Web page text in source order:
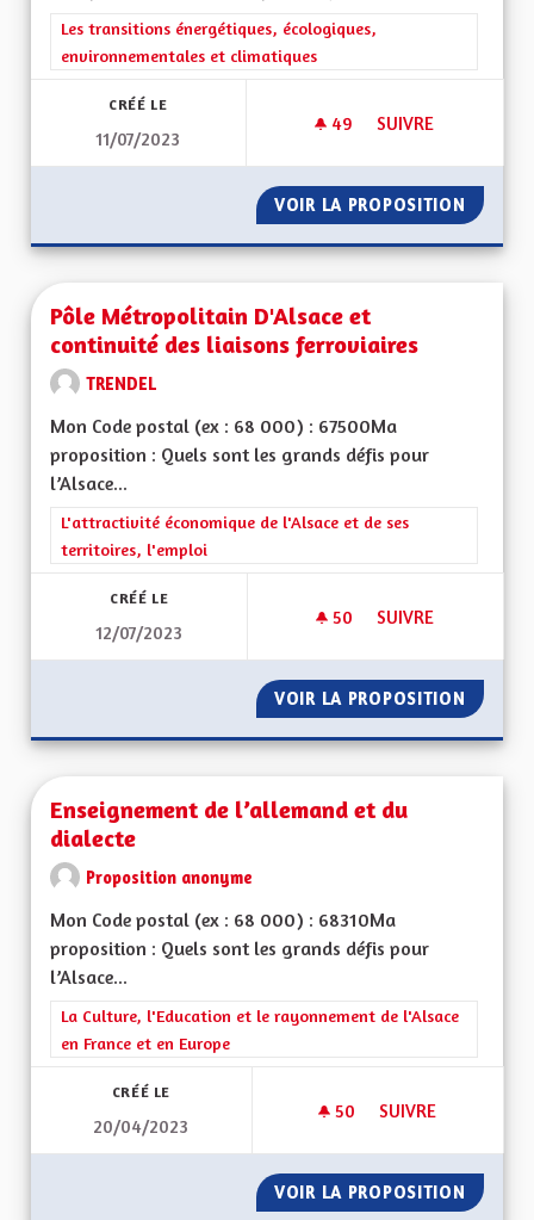
Filtrer les résultats de la catégorie : Les transitions
Les transitions énergétiques, écologiques,
environnementales et climatiques
CRÉÉ LE
11/07/2023
49 49 ABONNÉS
SUIVRE
VOIR LA PROPOSITION POUR
Pôle Métropolitain D'Alsace et
continuité des liaisons ferroviaires
TRENDEL
Mon Code postal (ex : 68 000) : 67500Ma
proposition : Quels sont les grands défis pour
l’Alsace...
Filtrer les résultats de la catégorie : L'attractivité
L'attractivité économique de l'Alsace et de ses
territoires, l'emploi
CRÉÉ LE
12/07/2023
50 50 ABONNÉS
SUIVRE
VOIR LA PROPOSITION PÔLE
Enseignement de l’allemand et du
dialecte
Proposition anonyme
Mon Code postal (ex : 68 000) : 68310Ma
proposition : Quels sont les grands défis pour
l’Alsace...
Filtrer les résultats de la catégorie : La Culture, l'Education et
La Culture, l'Education et le rayonnement de l'Alsace
en France et en Europe
CRÉÉ LE
20/04/2023
50 50 ABONNÉS
SUIVRE
VOIR LA PROPOSITION